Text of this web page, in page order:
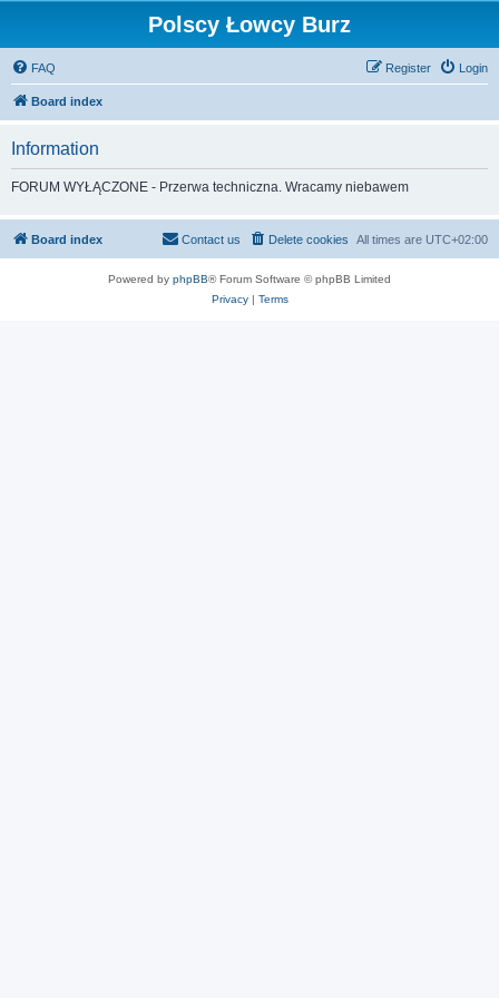
Polscy Łowcy Burz
FAQ Login
Register
Board index
Information
FORUM WYŁĄCZONE - Przerwa techniczna. Wracamy niebawem
Board index All times are UTC+02:00
Delete cookies
Contact us
Powered by phpBB® Forum Software © phpBB Limited
Privacy| Terms